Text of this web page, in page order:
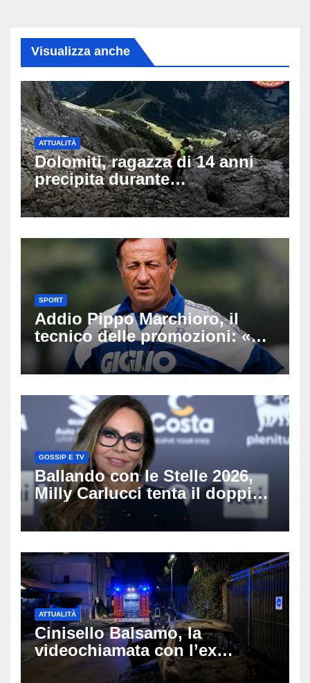
Visualizza anche
ATTUALITÀ
Dolomiti, ragazza di 14 anni
precipita durante
un’escursione: tragedia sul
Latemar davanti alla famiglia
SPORT
Addio Pippo Marchioro, il
tecnico delle promozioni: «Ha
scritto pagine indimenticabili
del nostro calcio»
GOSSIP E TV
Ballando con le Stelle 2026,
Milly Carlucci tenta il doppio
colpo: tra i papabili Ornella
Muti e Monica Guerritore
ATTUALITÀ
Cinisello Balsamo, la
videochiamata con l’ex
fidanzata e il dramma: 35enne